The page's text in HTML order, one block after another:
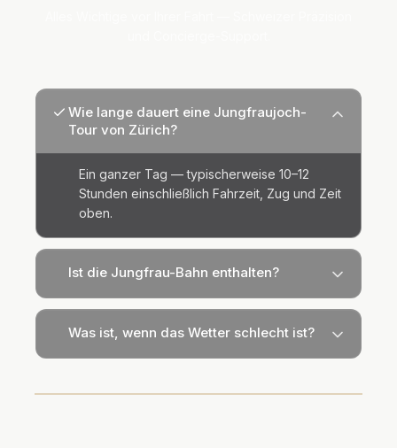
Wie lange dauert eine Jungfraujoch-
Tour von Zürich?
Ein ganzer Tag — typischerweise 10–12
Stunden einschließlich Fahrzeit, Zug und Zeit
oben.
Ist die Jungfrau-Bahn enthalten?
Was ist, wenn das Wetter schlecht ist?